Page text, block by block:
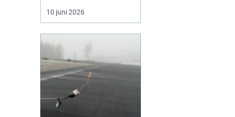
bygg- och
anläggningsindustrin.
kombination av teknik
bergstruktur, gör
bergsprängning det
möjligt att forma
landskap ...
10 juni 2026